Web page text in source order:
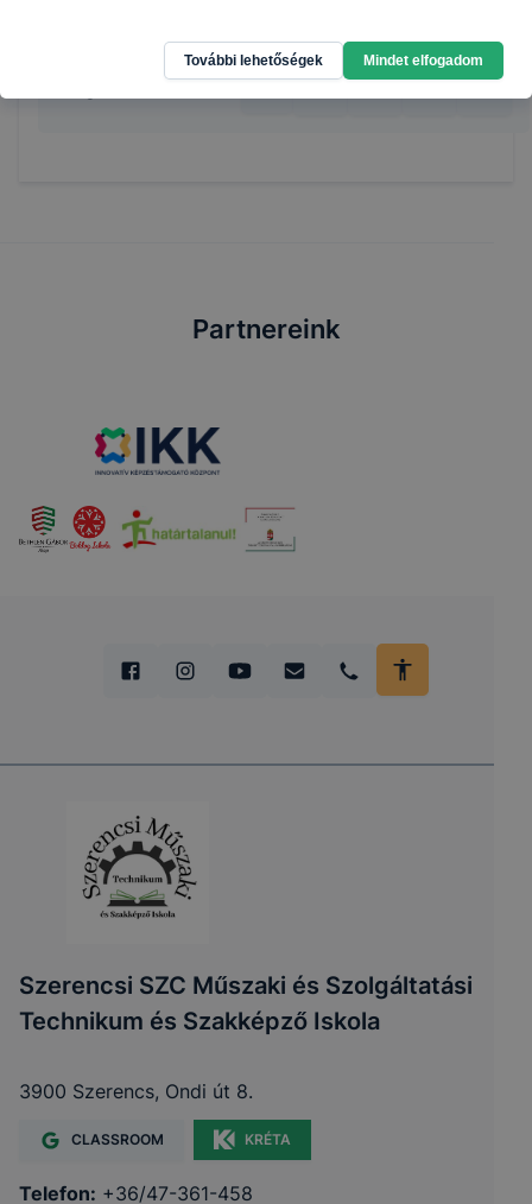
Partnereink
Szerencsi SZC Műszaki és Szolgáltatási
Technikum és Szakképző Iskola
3900 Szerencs, Ondi út 8.
CLASSROOM KRÉTA
Telefon: +36/47-361-458
További lehetőségek Mindet elfogadom